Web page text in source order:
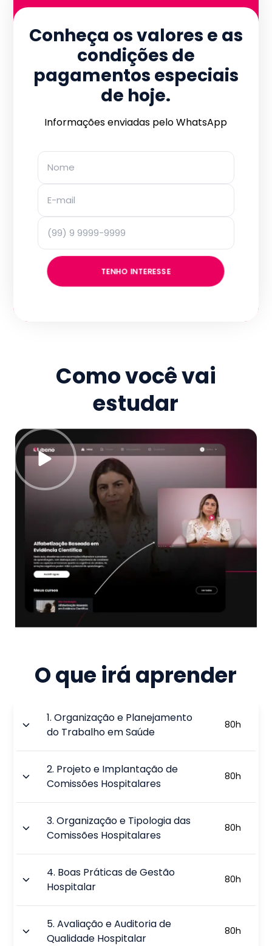
Conheça os valores e as
condições de
pagamentos especiais
de hoje.
Informações enviadas pelo WhatsApp
TENHO INTERESSE
Como você vai
estudar
O que irá aprender
1.Organização e Planejamento
do Trabalho em Saúde
80h
2. Projeto e Implantação de
Comissões Hospitalares
80h
3.Organização e Tipologia das
Comissões Hospitalares
80h
4. Boas Práticas de Gestão
Hospitalar
80h
5.Avaliação e Auditoria de
Qualidade Hospitalar
80h